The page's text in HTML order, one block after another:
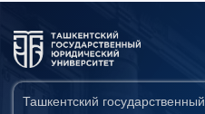
Ташкентский